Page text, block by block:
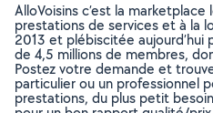
AlloVoisins c’est la
prestations de services et à la
2013 et plébiscitée
de 4,5 millions de membres,
Postez votre demande et
particulier ou un professionnel
prestations, du plus petit